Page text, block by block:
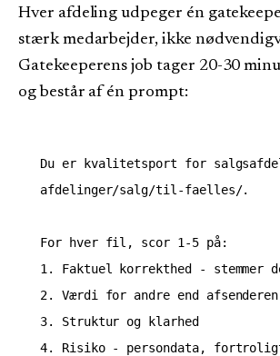
Hver afdeling udpeger én
stærk medarbejder, ikke
Gatekeeperens job tager 20-30
og består af én prompt:
Du er kvalitetsport for
afdelinger/salg/til-faelles/.
For hver fil, scor 1-5 på:
1. Faktuel korrekthed - stemmer
2. Værdi for andre end afsenderen
3. Struktur og klarhed
4. Risiko - persondata,